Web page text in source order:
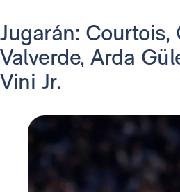
Jugarán: Courtois,
Valverde, Arda
Vini Jr.